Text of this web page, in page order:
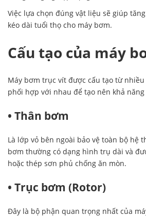
Việc lựa chọn đúng vật liệu sẽ giúp
kéo dài tuổi thọ cho máy bơm.
Cấu tạo của máy
Máy bơm trục vít được cấu tạo từ
phối hợp với nhau để tạo nên khả
• Thân bơm
Là lớp vỏ bên ngoài bảo vệ toàn bộ hệ
bơm thường có dạng hình trụ dài và
hoặc thép sơn phủ chống ăn mòn.
• Trục bơm (Rotor)
Đây là bộ phận quan trọng nhất của